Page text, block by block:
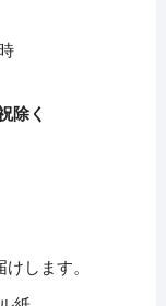
除く
します。